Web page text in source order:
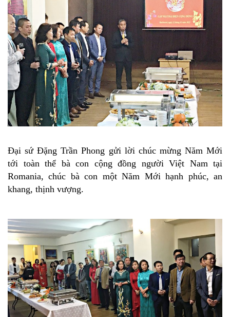
Đại sứ Đặng Trần Phong gửi lời chúc mừng Năm Mới
tới toàn thể bà con cộng đồng người Việt Nam tại
Romania, chúc bà con một Năm Mới hạnh phúc, an
khang, thịnh vượng.